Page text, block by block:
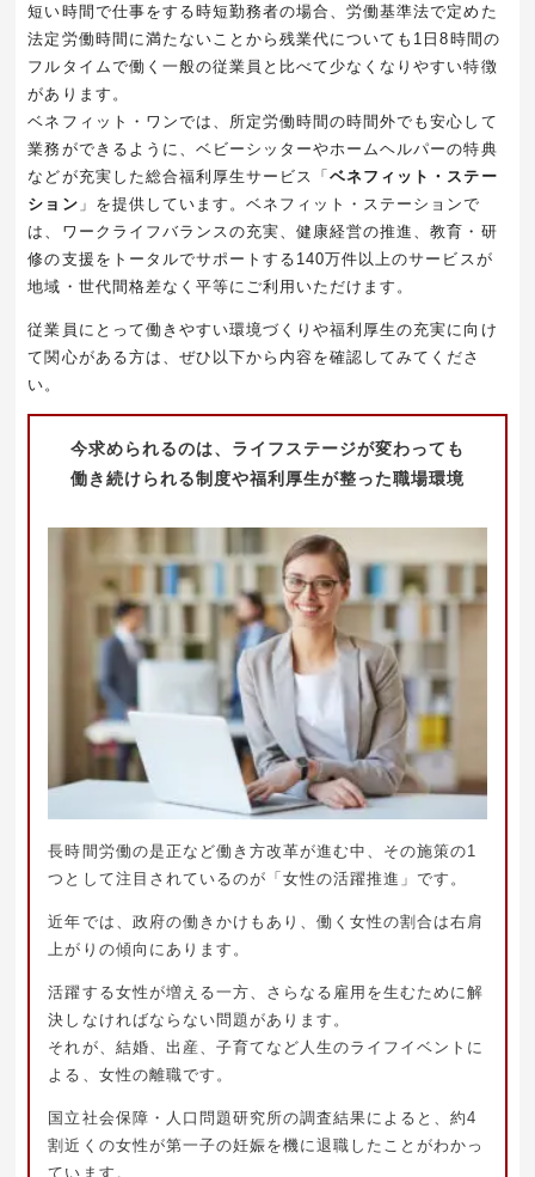
短い時間で仕事をする時短勤務者の場合、労働基準法で定めた
法定労働時間に満たないことから残業代についても 1 日8時間の
フルタイムで働く一般の従業員と比べて少なくなりやすい特徴
があります。
ベネフィット・ワンでは、所定労働時間の時間外でも安心して
業務ができるように、ベビーシッターやホームヘルパーの特典
などが充実した総合福利厚生サービス「ベネフィット・ステー
ション 」を提供しています。ベネフィット・ステーションで
は、ワークライフバランスの充実、健康経営の推進、教育・研
修の支援をトータルでサポートする 140万件以上のサービスが
地域・世代間格差なく平等にご利用いただけます。
従業員にとって働きやすい環境づくりや福利厚生の充実に向け
て関心がある方は、ぜひ以下から内容を確認してみてくださ
い。
今求められるのは、ライフステージが変わっても
働き続けられる制度や福利厚生が整った職場環境
長時間労働の是正など働き方改革が進む中、その施策の1
つとして注目されているのが「女性の活躍推進」です。
近年では、政府の働きかけもあり、働く女性の割合は右肩
上がりの傾向にあります。
活躍する女性が増える一方、さらなる雇用を生むために解
決しなければならない問題があります。
それが、結婚、出産、子育てなど人生のライフイベントに
よる、女性の離職です。
国立社会保障・人口問題研究所の調査結果によると、約4
割近くの女性が第一子の妊娠を機に退職したことがわかっ
ています。